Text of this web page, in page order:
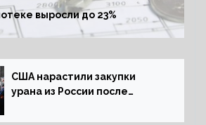
выросли до 23%
США нарастили закупки
урана из России после